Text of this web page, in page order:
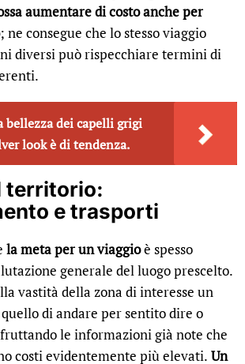
aumentare di costo anche per
; ne consegue che lo stesso viaggio
diversi può rispecchiare termini di
bellezza dei capelli grigi
look è di tendenza.
territorio:
e trasporti
la meta per un viaggioè spesso
generale del luogo prescelto.
vastità della zona di interesse un
di andare per sentito dire o
le informazioni già note che
costi evidentemente più elevati. Un